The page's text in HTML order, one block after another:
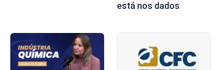
está nos dados